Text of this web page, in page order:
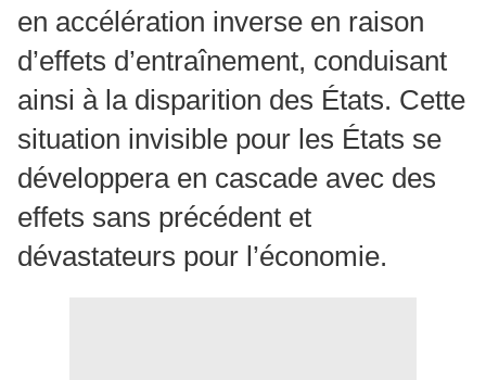
en accélération inverse en raison
d’effets d’entraînement, conduisant
ainsi à la disparition des États. Cette
situation invisible pour les États se
développera en cascade avec des
effets sans précédent et
dévastateurs pour l’économie.